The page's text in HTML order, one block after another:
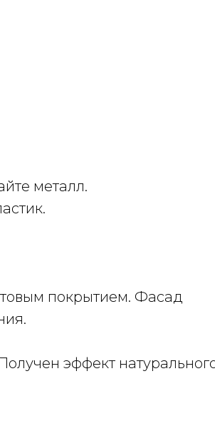
металл.
покрытием. Фасад
эффект